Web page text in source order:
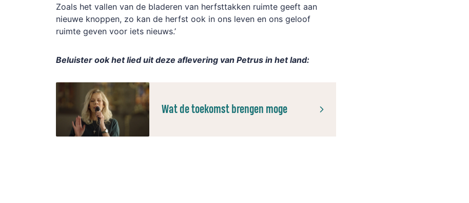
Zoals het vallen van de bladeren van herfsttakken ruimte geeft aan
nieuwe knoppen, zo kan de herfst ook in ons leven en ons geloof
ruimte geven voor iets nieuws.’
Beluister ook het lied uit deze aflevering van Petrus in het land:
Wat de toekomst brengen moge